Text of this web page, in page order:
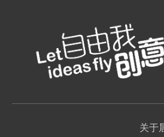
关于